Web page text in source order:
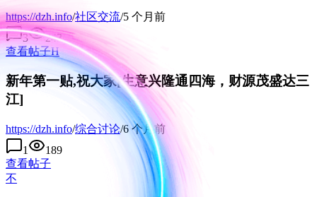
https://dzh.info/社区交流/5 个月前
3
243
查看帖子H
新年第一贴,祝大家[生意兴隆通四海，财源茂盛达三
江]
https://dzh.info/综合讨论/6 个月前
1
189
查看帖子
不